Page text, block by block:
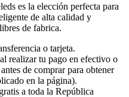
es la elección perfecta para
de alta calidad y
de fabrica.
o tarjeta.
realizar tu pago en efectivo o
de comprar para obtener
en la página).
a toda la República